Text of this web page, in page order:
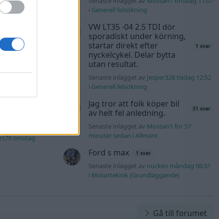
för 14 timmar
11 svar
för 17 timmar
onsdag
i Generell felsökning
VW LT35 -04 2.5 TDI dör
sporadiskt under körning,
startar direkt efter
nyckelcykel. Delar bytta
utan resultat.
1 svar
Senaste inlägget av Jesper328 tisdag 12:52
i Generell felsökning
Jag tror att folk köper bil
av helt fel anledning.
31 svar
Senaste inlägget av Mossan1 för 57
minuter sedan i Allmänt
Ford s max 1 svar
Senaste inlägget av nucken måndag 06:31
i Motorteknik (Grundläggande)
Gå till forumet